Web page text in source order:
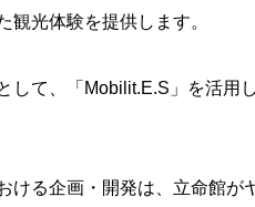
観光体験を提供します。
て、「Mobilit.E.S」を活用
る企画・開発は、立命館が